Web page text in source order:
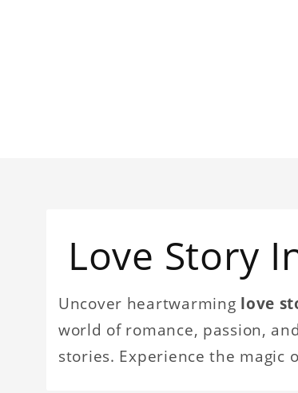
Love Story
Uncover heartwarming love
world of romance, passion,
stories. Experience the magic